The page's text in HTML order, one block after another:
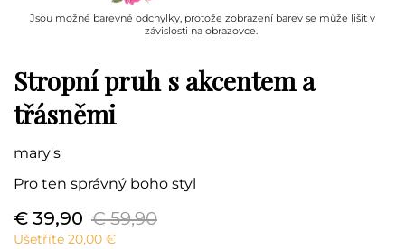
Jsou možné barevné odchylky, protože zobrazení barev se může lišit v
závislosti na obrazovce.
Stropní pruh s akcentem a
třásněmi
mary's
Pro ten správný boho styl
€ 39,90 € 59,90
Ušetříte 20,00 €